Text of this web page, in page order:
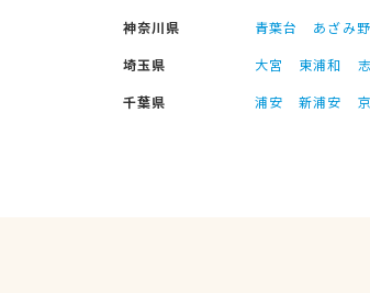
神奈川県
青葉台 あざみ野
埼玉県
大宮 東浦和
千葉県
浦安 新浦安